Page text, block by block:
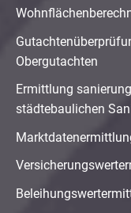
Obergutachten
Ermittlung
städtebaulichen